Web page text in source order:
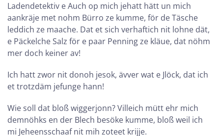
Ladendetektiv e Auch op mich jehatt hätt un mich
aankräje met nohm Bürro ze kumme, för de Täsche
leddich ze maache. Dat et sich verhaftich nit lohne dät,
e Päckelche Salz för e paar Penning ze kläue, dat nöhm
mer doch keiner av!
Ich hatt zwor nit donoh jesok, ävver wat e Jlöck, dat ich
et trotzdäm jefunge hann!
Wie soll dat bloß wiggerjonn? Villeich mütt ehr mich
demnöhks en der Blech besöke kumme, bloß weil ich
mi Jeheensschaaf nit mih zoteet krijje.